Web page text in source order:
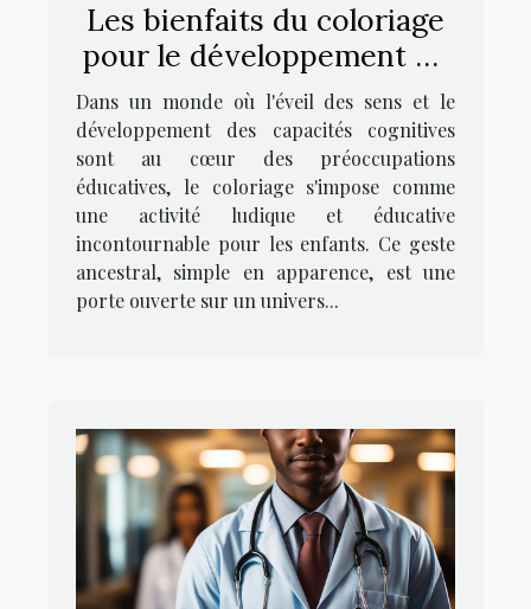
Les bienfaits du coloriage
pour le développement de
la motricité fine chez les
enfants
Dans un monde où l'éveil des sens et le
développement des capacités cognitives
sont au cœur des préoccupations
éducatives, le coloriage s'impose comme
une activité ludique et éducative
incontournable pour les enfants. Ce geste
ancestral, simple en apparence, est une
porte ouverte sur un univers...